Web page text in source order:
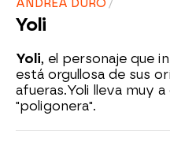
ANDREA DURO
Yoli
Yoli, el personaje que
está orgullosa de sus
afueras.Yoli lleva muy a
"poligonera".